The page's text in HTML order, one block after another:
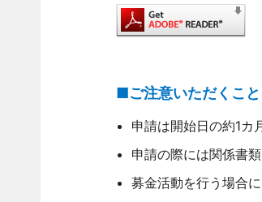
■ご注意いただくこと
申請は開始日の約1カ
申請の際には関係書
募金活動を行う場合